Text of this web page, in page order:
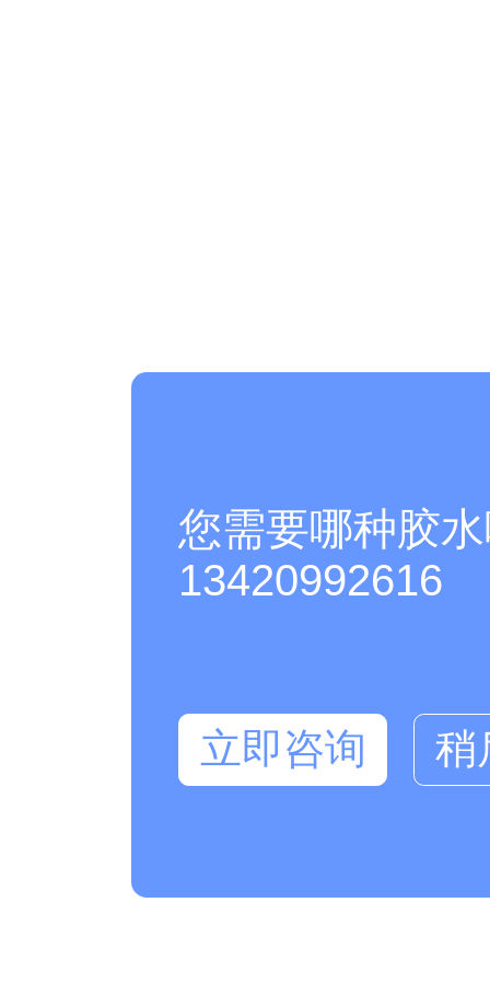
您需要哪种胶
13420992616
立即咨询 稍